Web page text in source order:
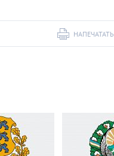
НАПЕЧАТАТЬ